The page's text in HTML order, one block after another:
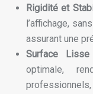
Rigidité et
l’affichage,
assurant une
Surface
optimale,
professionnels,